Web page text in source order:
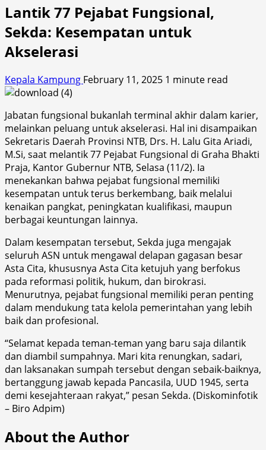
Lantik 77 Pejabat Fungsional,
Sekda: Kesempatan untuk
Akselerasi
Kepala Kampung February 11, 2025 1 minute read
Jabatan fungsional bukanlah terminal akhir dalam karier,
melainkan peluang untuk akselerasi. Hal ini disampaikan
Sekretaris Daerah Provinsi NTB, Drs. H. Lalu Gita Ariadi,
M.Si, saat melantik 77 Pejabat Fungsional di Graha Bhakti
Praja, Kantor Gubernur NTB, Selasa (11/2). Ia
menekankan bahwa pejabat fungsional memiliki
kesempatan untuk terus berkembang, baik melalui
kenaikan pangkat, peningkatan kualifikasi, maupun
berbagai keuntungan lainnya.
Dalam kesempatan tersebut, Sekda juga mengajak
seluruh ASN untuk mengawal delapan gagasan besar
Asta Cita, khususnya Asta Cita ketujuh yang berfokus
pada reformasi politik, hukum, dan birokrasi.
Menurutnya, pejabat fungsional memiliki peran penting
dalam mendukung tata kelola pemerintahan yang lebih
baik dan profesional.
“Selamat kepada teman-teman yang baru saja dilantik
dan diambil sumpahnya. Mari kita renungkan, sadari,
dan laksanakan sumpah tersebut dengan sebaik-baiknya,
bertanggung jawab kepada Pancasila, UUD 1945, serta
demi kesejahteraan rakyat,” pesan Sekda. (Diskominfotik
– Biro Adpim)
About the Author